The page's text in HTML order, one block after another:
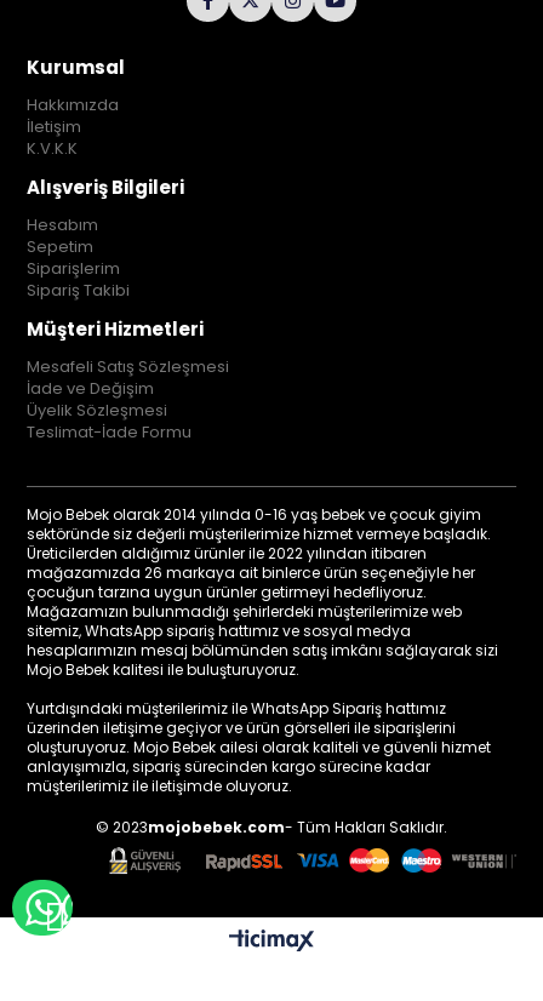
Kurumsal
Hakkımızda
İletişim
K.V.K.K
Alışveriş Bilgileri
Hesabım
Sepetim
Siparişlerim
Sipariş Takibi
Müşteri Hizmetleri
Mesafeli Satış Sözleşmesi
İade ve Değişim
Üyelik Sözleşmesi
Teslimat-İade Formu
Mojo Bebek olarak 2014 yılında 0-16 yaş bebek ve çocuk giyim
sektöründe siz değerli müşterilerimize hizmet vermeye başladık.
Üreticilerden aldığımız ürünler ile 2022 yılından itibaren
mağazamızda 26 markaya ait binlerce ürün seçeneğiyle her
çocuğun tarzına uygun ürünler getirmeyi hedefliyoruz.
Mağazamızın bulunmadığı şehirlerdeki müşterilerimize web
sitemiz, WhatsApp sipariş hattımız ve sosyal medya
hesaplarımızın mesaj bölümünden satış imkânı sağlayarak sizi
Mojo Bebek kalitesi ile buluşturuyoruz.
Yurtdışındaki müşterilerimiz ile WhatsApp Sipariş hattımız
üzerinden iletişime geçiyor ve ürün görselleri ile siparişlerini
oluşturuyoruz. Mojo Bebek ailesi olarak kaliteli ve güvenli hizmet
anlayışımızla, sipariş sürecinden kargo sürecine kadar
müşterilerimiz ile iletişimde oluyoruz.
© 2023mojobebek.com- Tüm Hakları Saklıdır.